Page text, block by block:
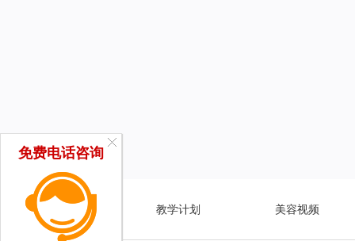
专业特色 教学计划 美容视频
免费电话咨询